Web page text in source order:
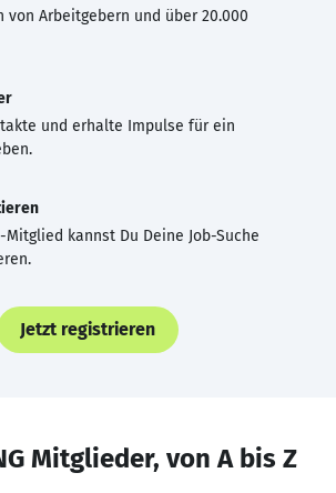
von Arbeitgebern und über 20.000
und erhalte Impulse für ein
kannst Du Deine Job-Suche
Jetzt registrieren
Mitglieder, von A bis Z